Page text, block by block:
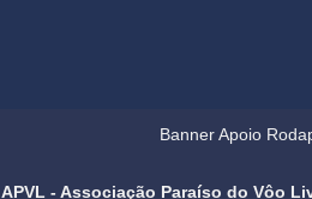
APVL - Associação Paraíso do Vôo